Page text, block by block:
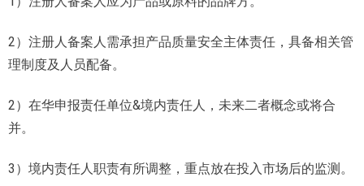
2）注册人备案人需承担产品质量安全主体责任，具备相关管
理制度及人员配备。
2）在华申报责任单位&境内责任人，未来二者概念或将合
并。
3）境内责任人职责有所调整，重点放在投入市场后的监测。